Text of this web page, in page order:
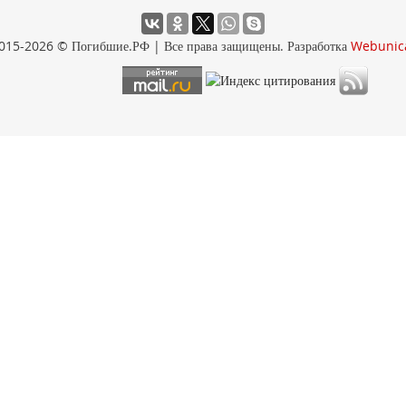
2026 © Погибшие.РФ | Все права защищены. Разработка